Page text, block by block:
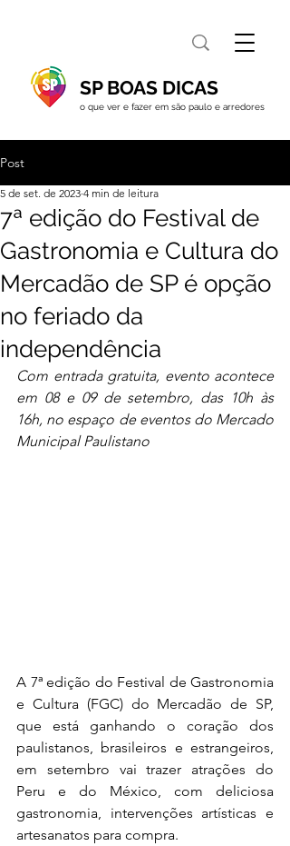
SP BOAS DICAS
o que ver e fazer em são paulo e arredores
Post
7ª edição do Festival de
Gastronomia e Cultura do
Mercadão de SP é opção
no feriado da
independência
5 de set. de 2023 4 min de leitura
Com entrada gratuita, evento acontece
em 08 e 09 de setembro, das 10h às
16h, no espaço de eventos do Mercado
Municipal Paulistano
A 7ª edição do Festival de Gastronomia
e Cultura (FGC) do Mercadão de SP,
que está ganhando o coração dos
paulistanos, brasileiros e estrangeiros,
em setembro vai trazer atrações do
Peru e do México, com deliciosa
gastronomia, intervenções artísticas e
artesanatos para compra.